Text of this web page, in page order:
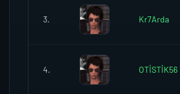
3. Kr7Arda
4. OTİSTİK56